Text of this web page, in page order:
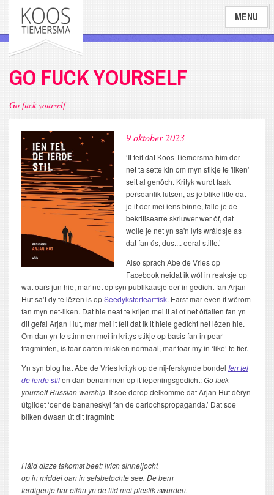
Overslaan
naar
gaan
MENU
GO FUCK YOURSELF
Go fuck yourself
9 oktober 2023
‘It feit dat Koos Tiemersma him der
net ta sette kin om myn stikje te 'liken'
seit al genôch. Krityk wurdt faak
persoanlik lutsen, as je blike litte dat
je it der mei iens binne, falle je de
bekritisearre skriuwer wer ôf, dat
wolle je net yn sa'n lyts wrâldsje as
dat fan ús, dus.... oeral stilte.’
Also sprach Abe de Vries op
Facebook neidat ik wól in reaksje op
wat oars jûn hie, mar net op syn publikaasje oer in gedicht fan Arjan
Hut sa’t dy te lêzen is opSeedyksterfeartfisk. Earst mar even it wêrom
fan myn net-liken. Dat hie neat te krijen mei it al of net ôffallen fan yn
dit gefal Arjan Hut, mar mei it feit dat ik it hiele gedicht net lêzen hie.
Om dan yn te stimmen mei in kritys stikje op basis fan in pear
fragminten, is foar oaren miskien normaal, mar foar my in ‘like’ te fier.
Yn syn blog hat Abe de Vries krityk op de nij-ferskynde bondel Ien tel
de ierde stilen dan benammen op it iepeningsgedicht:Go fuck
yourself Russian warship. It soe derop delkomme dat Arjan Hut dêryn
útglidet ‘oer de bananeskyl fan de oarlochspropaganda.’ Dat soe
bliken dwaan út dit fragmint:
Hâld dizze takomst beet: ivich sinneljocht
op in middei oan in selsbetochte see. De bern
ferdigenje har eilân yn de tiid mei plestik swurden.